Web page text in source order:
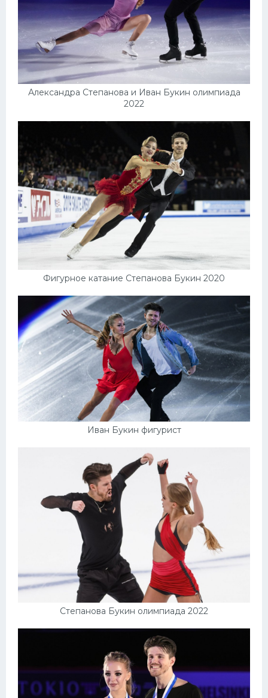
Александра Степанова и Иван Букин олимпиада
2022
Фигурное катание Степанова Букин 2020
Иван Букин фигурист
Степанова Букин олимпиада 2022